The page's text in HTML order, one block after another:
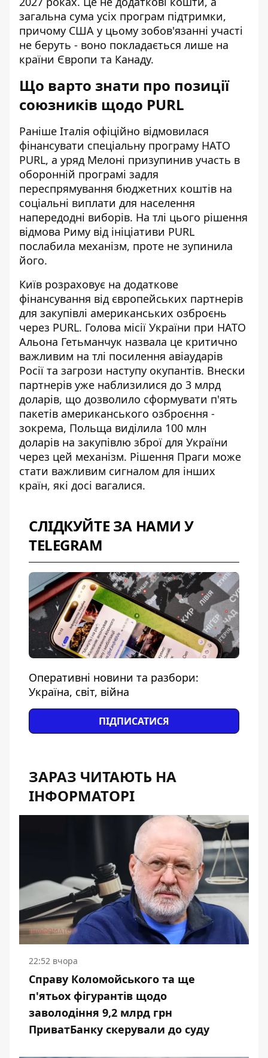
загальна сума усіх програм підтримки,
причому США у цьому зобов'язанні участі
не беруть - воно покладається лише на
країни Європи та Канаду.
Що варто знати про позиції
союзників щодо PURL
Раніше Італія офіційно відмовилася
фінансувати спеціальну програму НАТО
PURL, а уряд Мелоні призупинив участь в
оборонній програмі задля
переспрямування бюджетних коштів на
соціальні виплати для населення
напередодні виборів. На тлі цього рішення
відмова Риму від ініціативи PURL
послабила механізм, проте не зупинила
його.
Київ розраховує на додаткове
фінансування від європейських партнерів
для закупівлі американських озброєнь
через PURL. Голова місії України при НАТО
Альона Гетьманчук назвала це критично
важливим на тлі посилення авіаударів
Росії та загрози наступу окупантів. Внески
партнерів уже наблизилися до 3 млрд
доларів, що дозволило сформувати п'ять
пакетів американського озброєння -
зокрема, Польща виділила 100 млн
доларів на закупівлю зброї для України
через цей механізм. Рішення Праги може
стати важливим сигналом для інших
країн, які досі вагалися.
СЛІДКУЙТЕ ЗА НАМИ У
TELEGRAM
Оперативні новини та разбори:
Україна, світ, війна
ПІДПИСАТИСЯ
ЗАРАЗ ЧИТАЮТЬ НА
ІНФОРМАТОРІ
22:52 вчора
Справу Коломойського та ще
п'ятьох фігурантів щодо
заволодіння 9,2 млрд грн
ПриватБанку скерували до суду